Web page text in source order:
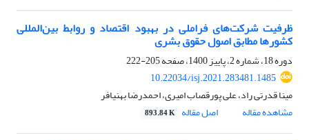
ظرفیت شرکت‌های فراملی در بهبود اقتصاد و روابط بین‌المللی
کشورها مطابق اصول حقوق بشری
دوره 18، شماره 2، پاییز 1400، صفحه
205-222
10.22034/isj.2021.283481.1485
مینا قدرتی راد، علی پورقصاب امیری، احمدرضا بهنیافر
مشاهده مقاله
اصل مقاله 893.84 K